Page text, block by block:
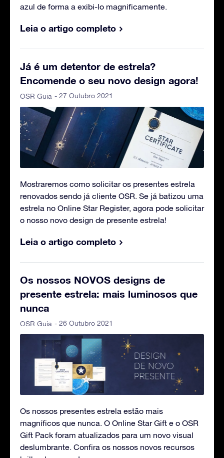
azul de forma a exibi-lo magnificamente.
Leia o artigo completo
Já é um detentor de estrela?
Encomende o seu novo design agora!
OSR Guia - 27 Outubro 2021
Mostraremos como solicitar os presentes estrela
renovados sendo já cliente OSR. Se já batizou uma
estrela no Online Star Register, agora pode solicitar
o nosso novo design de presente estrela!
Leia o artigo completo
Os nossos NOVOS designs de
presente estrela: mais luminosos que
nunca
OSR Guia - 26 Outubro 2021
Os nossos presentes estrela estão mais
magníficos que nunca. O Online Star Gift e o OSR
Gift Pack foram atualizados para um novo visual
deslumbrante. Confira os nossos novos recursos